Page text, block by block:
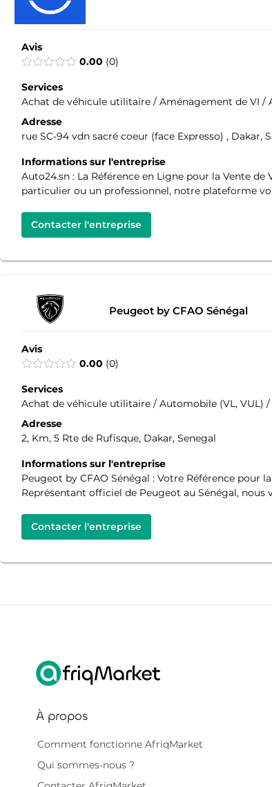
Avis
0.00 0
Services
Achat de véhicule utilitaire / Aménagement de VI
Adresse
rue SC-94 vdn sacré coeur (face Expresso) , Dakar,
Informations sur l'entreprise
Auto24.sn : La Référence en Ligne pour la Vente
particulier ou un professionnel, notre plateforme
Contacter l'entreprise
Peugeot by CFAO Sénégal
Avis
0.00 0
Services
Achat de véhicule utilitaire / Automobile (VL, VUL)
Adresse
2, Km, 5 Rte de Rufisque, Dakar, Senegal
Informations sur l'entreprise
Peugeot by CFAO Sénégal : Votre Référence pour
Représentant officiel de Peugeot au Sénégal,
Contacter l'entreprise
À propos
Comment fonctionne AfriqMarket
Qui sommes-nous ?